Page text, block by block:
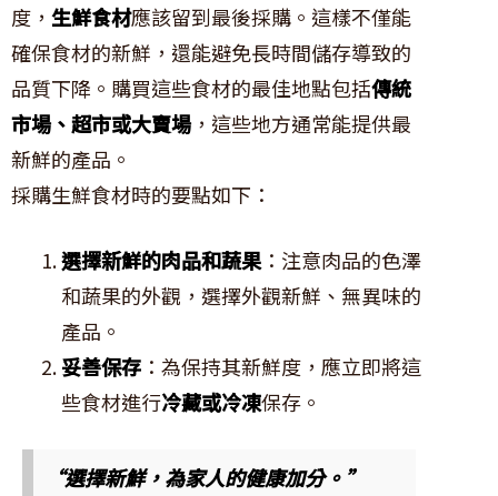
度， 生鮮食材應該留到最後採購。這樣不僅能
確保食材的新鮮，還能避免長時間儲存導致的
品質下降。購買這些食材的最佳地點包括傳統
市場、超市或大賣場，這些地方通常能提供最
新鮮的產品。
採購生鮮食材時的要點如下：
選擇新鮮的肉品和蔬果 ：注意肉品的色澤
和蔬果的外觀，選擇外觀新鮮、無異味的
產品。
妥善保存 ：為保持其新鮮度，應立即將這
些食材進行冷藏或冷凍保存。
“選擇新鮮，為家人的健康加分。”